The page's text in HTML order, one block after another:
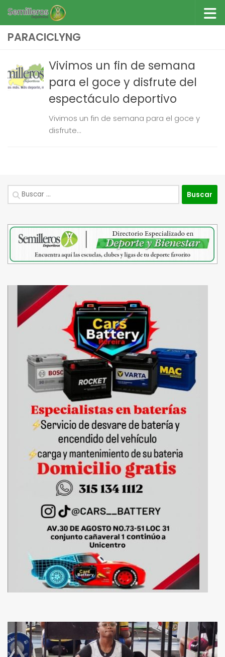
Saltar al contenido
PARACICLYNG
Vivimos un fin de semana
para el goce y disfrute del
espectáculo deportivo
Vivimos un fin de semana para el goce y
disfrute...
Buscar: